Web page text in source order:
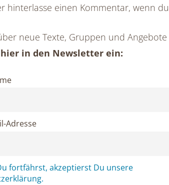
hinterlasse einen Kommentar, wenn
neue Texte, Gruppen und
in den Newsletter ein:
Adresse
fortfährst, akzeptierst Du unsere